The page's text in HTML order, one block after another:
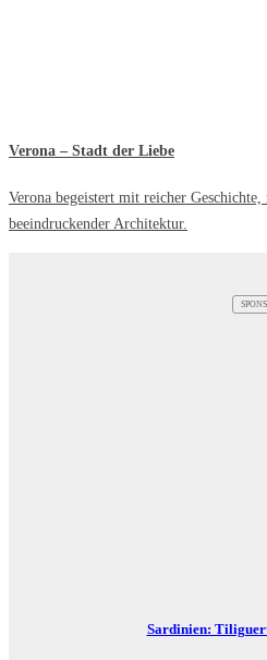
Verona – Stadt der Liebe
Verona begeistert mit reicher
beeindruckender Architektur.
Sardinien: